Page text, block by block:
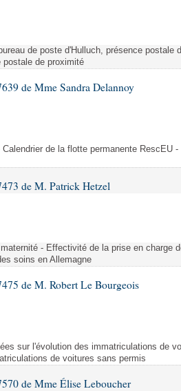
des lois
des lois
de poste d'Hulluch, présence postale
postale de proximité
de Mme Sandra Delannoy
Calendrier de la flotte permanente RescEU
de M. Patrick Hetzel
- Effectivité de la prise en charge
soins en Allemagne
de M. Robert Le Bourgeois
sur l'évolution des immatriculations de
de voitures sans permis
de Mme Élise Leboucher